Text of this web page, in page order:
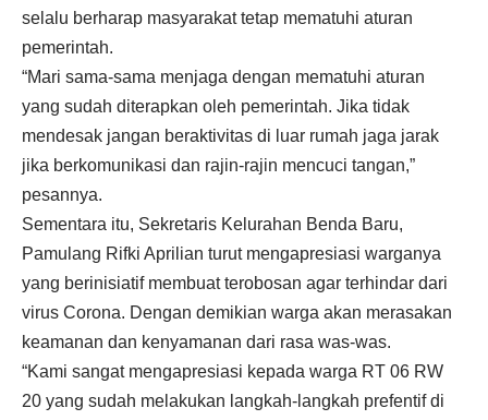
selalu berharap masyarakat tetap mematuhi aturan
pemerintah.
“Mari sama-sama menjaga dengan mematuhi aturan
yang sudah diterapkan oleh pemerintah. Jika tidak
mendesak jangan beraktivitas di luar rumah jaga jarak
jika berkomunikasi dan rajin-rajin mencuci tangan,”
pesannya.
Sementara itu, Sekretaris Kelurahan Benda Baru,
Pamulang Rifki Aprilian turut mengapresiasi warganya
yang berinisiatif membuat terobosan agar terhindar dari
virus Corona. Dengan demikian warga akan merasakan
keamanan dan kenyamanan dari rasa was-was.
“Kami sangat mengapresiasi kepada warga RT 06 RW
20 yang sudah melakukan langkah-langkah prefentif di